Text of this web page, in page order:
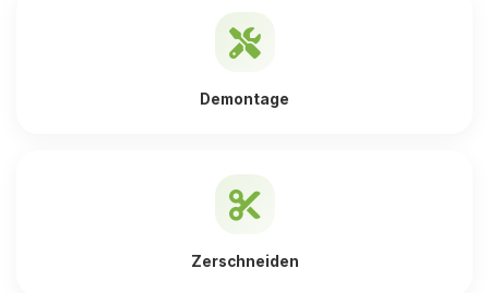
Demontage
Zerschneiden